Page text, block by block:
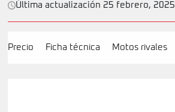
Última actualización 25 febrero, 2025
Precio Ficha técnica Motos rivales